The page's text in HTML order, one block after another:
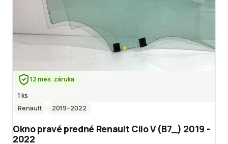
12 mes. záruka
1 ks
Renault
2019–2022
Okno pravé predné Renault Clio V (B7_) 2019 -
2022